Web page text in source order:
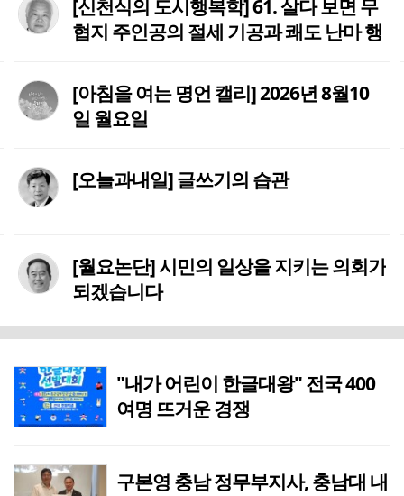
[신천식의 도시행복학] 61. 살다 보면 무
협지 주인공의 절세 기공과 쾌도 난마 행
[아침을 여는 명언 캘리] 2026년 8월10
일 월요일
[오늘과내일] 글쓰기의 습관
[월요논단] 시민의 일상을 지키는 의회가
되겠습니다
"내가 어린이 한글대왕" 전국 400
여명 뜨거운 경쟁
구본영 충남 정무부지사, 충남대 내